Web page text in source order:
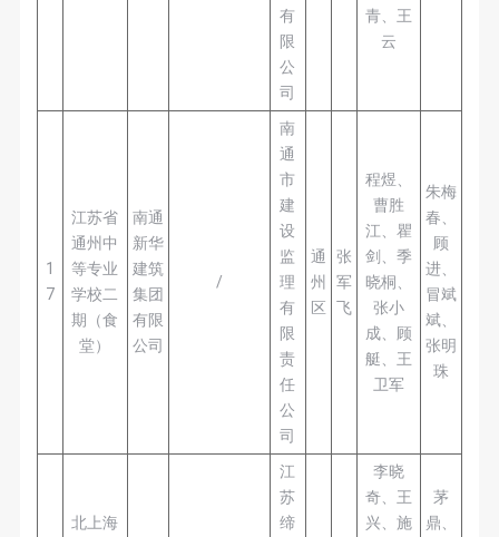
有
限
公
司
青、王
云
1
7
江苏省
通州中
等专业
学校二
期（食
堂）
南通
新华
建筑
集团
有限
公司
/
南
通
市
建
设
监
理
有
限
责
任
公
司
通
州
区
张
军
飞
程煜、
曹胜
江、瞿
剑、季
晓桐、
张小
成、顾
艇、王
卫军
朱梅
春、
顾
进、
冒斌
斌、
张明
珠
北上海
江
苏
缔
李晓
奇、王
兴、施
茅
鼎、